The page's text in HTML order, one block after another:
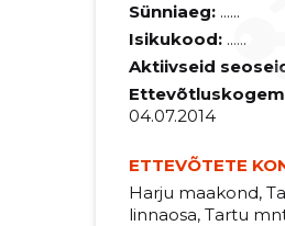
Sünniaeg: ......
Isikukood: ......
Aktiivseid
04.07.2014
ETTEVÕTETE
Harju maakond,
linnaosa, Tartu